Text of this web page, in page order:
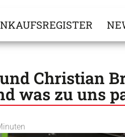
Christian
was zu uns